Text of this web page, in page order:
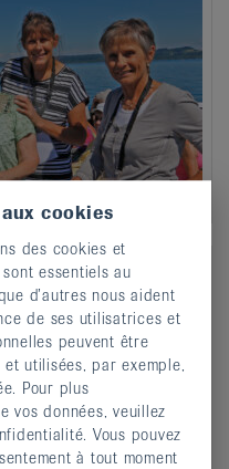
cookies
des cookies et
essentiels au
d’autres nous aident
de ses utilisatrices et
peuvent être
utilisées, par exemple,
Pour plus
vos données, veuillez
Vous pouvez
à tout moment